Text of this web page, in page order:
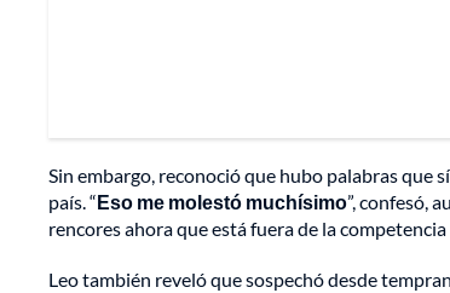
Sin embargo, reconoció que hubo palabras que
país. “Eso me molestó muchísimo”, confesó,
rencores ahora que está fuera de la
Leo también reveló que sospechó desde